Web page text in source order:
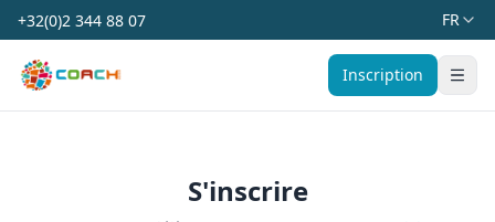
+32(0)2 344 88 07 FR
Coach Belgium Inscription
S'inscrire